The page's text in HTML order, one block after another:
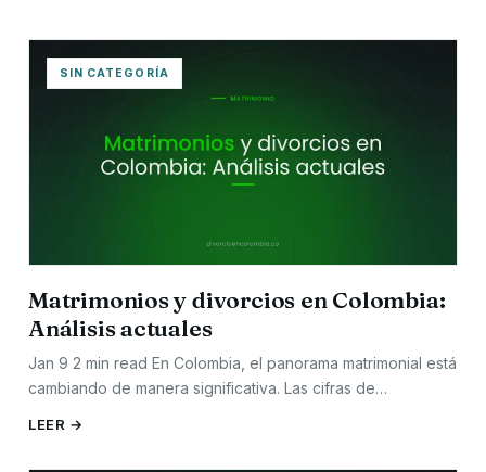
SIN CATEGORÍA
Matrimonios y divorcios en Colombia:
Análisis actuales
Jan 9 2 min read En Colombia, el panorama matrimonial está
cambiando de manera significativa. Las cifras de…
LEER →